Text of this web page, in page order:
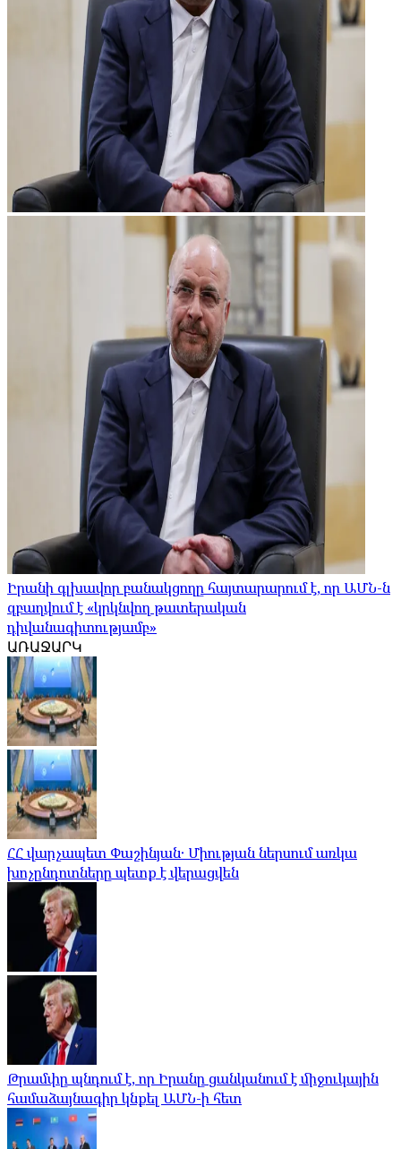
Իրանի գլխավոր բանակցողը հայտարարում է, որ ԱՄՆ-ն
զբաղվում է «կրկնվող թատերական
դիվանագիտությամբ»
ԱՌԱՋԱՐԿ
ՀՀ վարչապետ Փաշինյան․ Միության ներսում առկա
խոչընդոտները պետք է վերացվեն
Թրամփը պնդում է, որ Իրանը ցանկանում է միջուկային
համաձայնագիր կնքել ԱՄՆ-ի հետ